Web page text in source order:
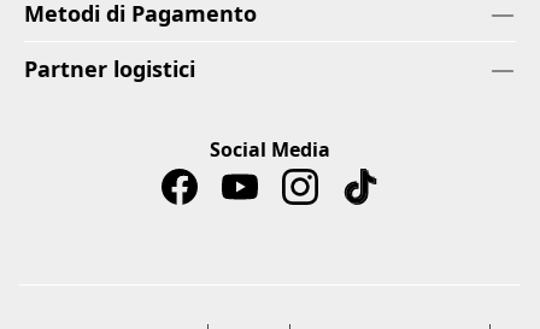
Metodi di Pagamento
Partner logistici
Social Media